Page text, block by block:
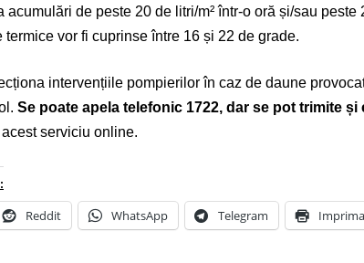
de peste 20 de litri/m² într-o oră și/sau
vor fi cuprinse între 16 și 22 de grade.
intervențiile pompierilor în caz de daune
Se poate apela telefonic 1722, dar se pot trimite
serviciu online.
Reddit WhatsApp Telegram